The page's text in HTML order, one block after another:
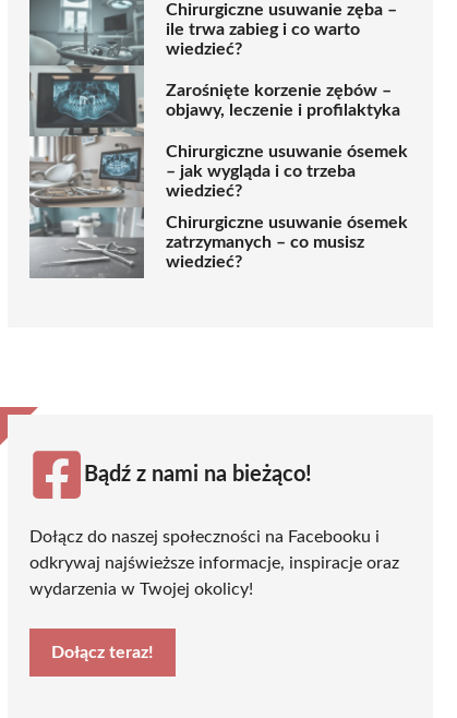
Chirurgiczne usuwanie zęba –
ile trwa zabieg i co warto
wiedzieć?
Zarośnięte korzenie zębów –
objawy, leczenie i profilaktyka
Chirurgiczne usuwanie ósemek
– jak wygląda i co trzeba
wiedzieć?
Chirurgiczne usuwanie ósemek
zatrzymanych – co musisz
wiedzieć?
Bądź z nami na bieżąco!
Dołącz do naszej społeczności na Facebooku i
odkrywaj najświeższe informacje, inspiracje oraz
wydarzenia w Twojej okolicy!
Dołącz teraz!